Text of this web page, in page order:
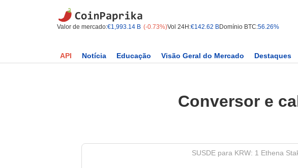
Valor de mercado:€1,993.14 B (-0.73%)Vol 24H:€142.62 BDomínio BTC:56.26%
API Notícia Educação Visão Geral do Mercado Destaques
Conversor e
SUSDE para KRW: 1 Ethena